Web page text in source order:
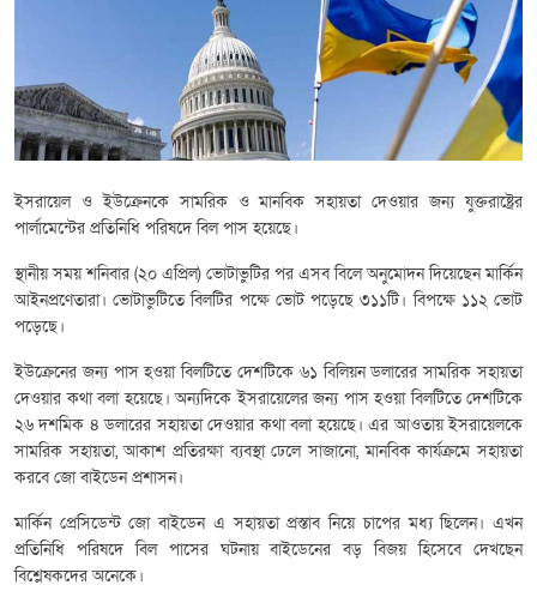
ইসরায়েল ও ইউক্রেনকে সামরিক ও মানবিক সহায়তা দেওয়ার জন্য যুক্তরাষ্ট্রের
পার্লামেন্টের প্রতিনিধি পরিষদে বিল পাস হয়েছে।
স্থানীয় সময় শনিবার (২০ এপ্রিল) ভোটাভুটির পর এসব বিলে অনুমোদন দিয়েছেন মার্কিন
আইনপ্রণেতারা। ভোটাভুটিতে বিলটির পক্ষে ভোট পড়েছে ৩১১টি। বিপক্ষে ১১২ ভোট
পড়েছে।
ইউক্রেনের জন্য পাস হওয়া বিলটিতে দেশটিকে ৬১ বিলিয়ন ডলারের সামরিক সহায়তা
দেওয়ার কথা বলা হয়েছে। অন্যদিকে ইসরায়েলের জন্য পাস হওয়া বিলটিতে দেশটিকে
২৬ দশমিক ৪ ডলারের সহায়তা দেওয়ার কথা বলা হয়েছে। এর আওতায় ইসরায়েলকে
সামরিক সহায়তা, আকাশ প্রতিরক্ষা ব্যবস্থা ঢেলে সাজানো, মানবিক কার্যক্রমে সহায়তা
করবে জো বাইডেন প্রশাসন।
মার্কিন প্রেসিডেন্ট জো বাইডেন এ সহায়তা প্রস্তাব নিয়ে চাপের মধ্য ছিলেন। এখন
প্রতিনিধি পরিষদে বিল পাসের ঘটনায় বাইডেনের বড় বিজয় হিসেবে দেখছেন
বিশ্লেষকদের অনেকে।